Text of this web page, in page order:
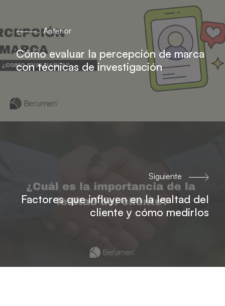
Anterior
Cómo evaluar la percepción de marca
con técnicas de investigación
Siguiente
Factores que influyen en la lealtad del
cliente y cómo medirlos